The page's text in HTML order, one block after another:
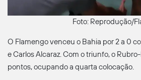
Foto: Reprodução/
O Flamengo venceu o Bahia por 2 a 0
e Carlos Alcaraz. Com o triunfo, o
pontos, ocupando a quarta colocação.